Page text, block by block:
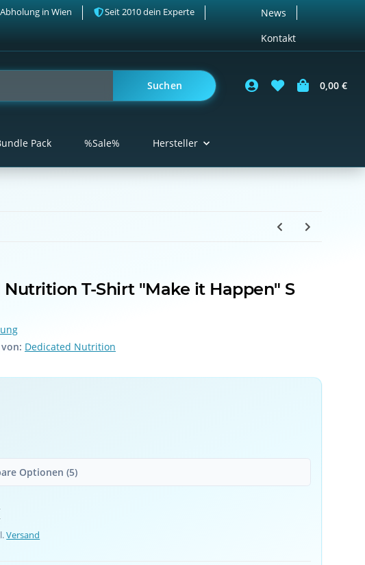
News
Kontakt
in Wien Seit 2010 dein Experte
Suchen 0,00 €
Pack %Sale% Hersteller
T-Shirt "Make it Happen" S
Dedicated Nutrition
Optionen (5)
Versand